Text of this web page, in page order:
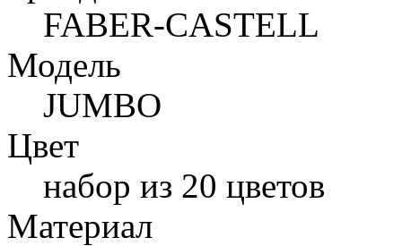
FABER-CASTELL
Модель
JUMBO
Цвет
набор из 20 цветов
Материал